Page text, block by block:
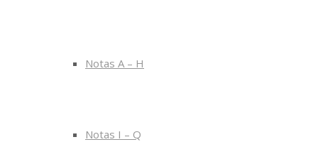
Notas A – H
Notas I – Q